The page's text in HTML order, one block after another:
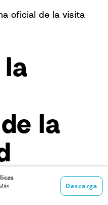
oficial de la visita
la
la
de la JMJ 2023,